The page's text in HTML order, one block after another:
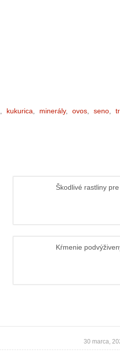
kukurica minerály, ovos seno
Škodlivé rastliny
Kŕmenie
30 marca,